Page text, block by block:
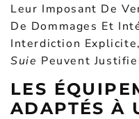
Leur Imposant De
De Dommages Et
Interdiction
Suie Peuvent
LES
ADAPTÉS À